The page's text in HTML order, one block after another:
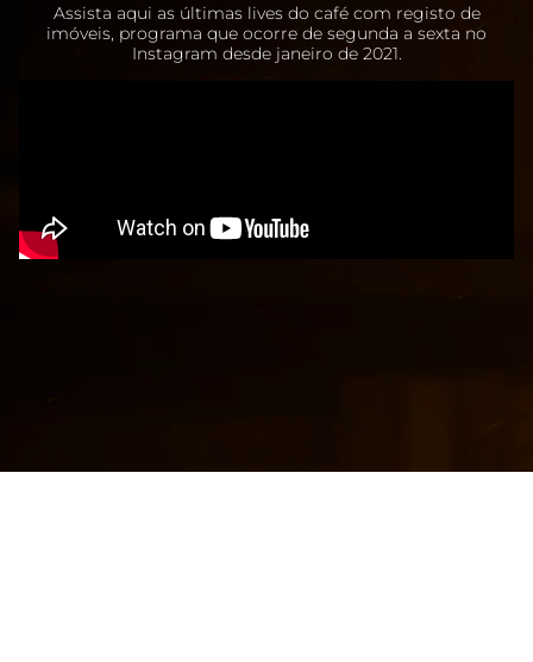
Assista aqui as últimas lives do café com registo de
imóveis, programa que ocorre de segunda a sexta no
Instagram desde janeiro de 2021.